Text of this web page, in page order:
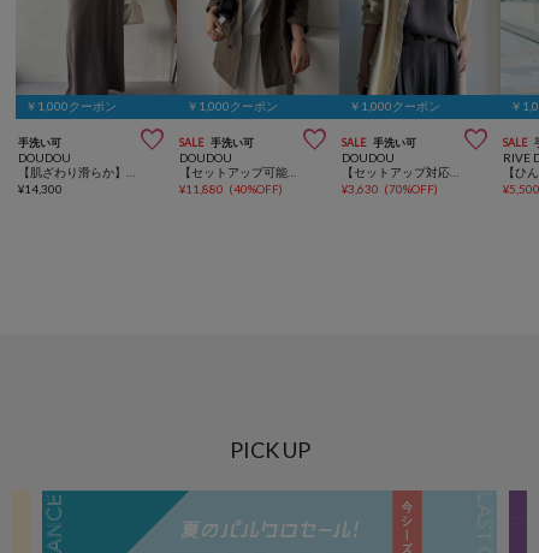
￥1,000クーポン
手洗い可 
DOUDOU
【肌ざわり滑らか】【セットアップ可能】ソフトIラインスカート
¥14,300
￥1,000クーポン
SALE 手洗い可 
DOUDOU
【セットアップ可能】ウォッシャブルコットンリネンジャケット
¥11,880 (40%OFF)
￥1,000クーポン
SALE 手洗い可 
DOUDOU
【セットアップ対応】キュプラレーヨンキャミ
¥3,630 (70%OFF)
￥
SALE
RIVE
¥
PICK UP